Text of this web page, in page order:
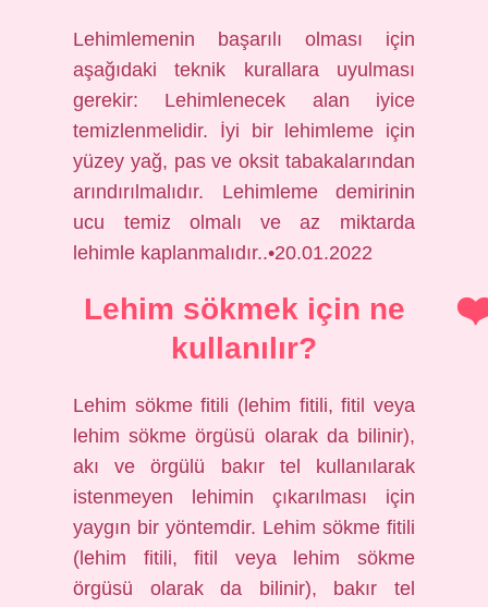
Lehimlemenin başarılı olması için
aşağıdaki teknik kurallara uyulması
gerekir: Lehimlenecek alan iyice
temizlenmelidir. İyi bir lehimleme için
yüzey yağ, pas ve oksit tabakalarından
arındırılmalıdır. Lehimleme demirinin
ucu temiz olmalı ve az miktarda
lehimle kaplanmalıdır..•20.01.2022
Lehim sökmek için ne
kullanılır?
Lehim sökme fitili (lehim fitili, fitil veya
lehim sökme örgüsü olarak da bilinir),
akı ve örgülü bakır tel kullanılarak
istenmeyen lehimin çıkarılması için
yaygın bir yöntemdir. Lehim sökme fitili
(lehim fitili, fitil veya lehim sökme
örgüsü olarak da bilinir), bakır tel